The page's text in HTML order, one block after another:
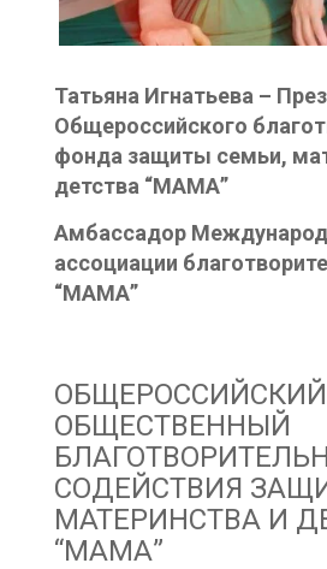
Татьяна Игнатьева –
Общероссийского
фонда защиты семьи,
детства “МАМА”
Амбассадор
ассоциации
“МАМА”
ОБЩЕРОССИЙСКИЙ
ОБЩЕСТВЕННЫЙ
СОДЕЙСТВИЯ
МАТЕРИНСТВА И
“МАМА”